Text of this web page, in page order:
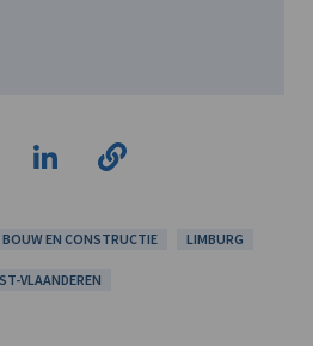
BOUW EN CONSTRUCTIE LIMBURG
VLAANDEREN